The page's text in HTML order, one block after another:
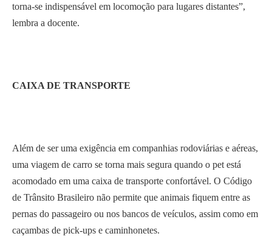
torna-se indispensável em locomoção para lugares distantes”,
lembra a docente.
CAIXA DE TRANSPORTE
Além de ser uma exigência em companhias rodoviárias e aéreas,
uma viagem de carro se torna mais segura quando o pet está
acomodado em uma caixa de transporte confortável. O Código
de Trânsito Brasileiro não permite que animais fiquem entre as
pernas do passageiro ou nos bancos de veículos, assim como em
caçambas de pick-ups e caminhonetes.